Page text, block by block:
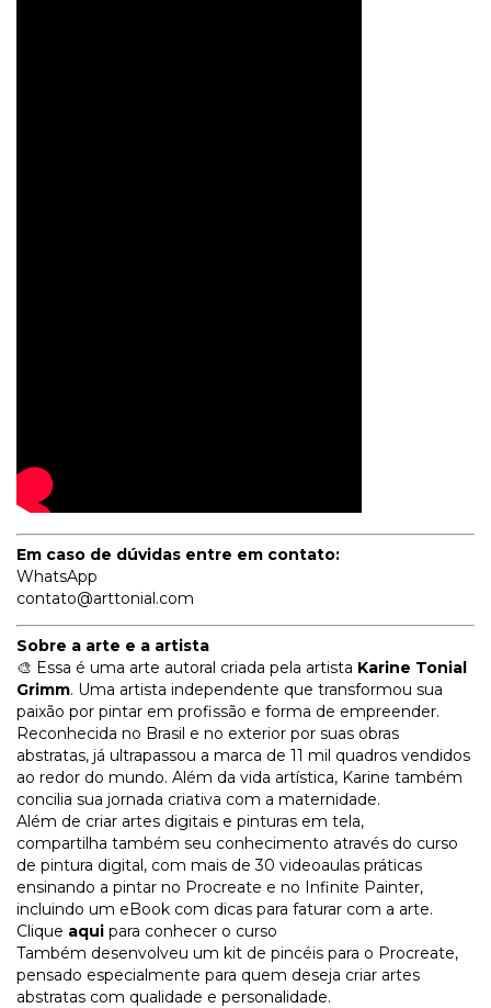
Em caso de dúvidas entre em contato:
WhatsApp
contato@arttonial.com
Sobre a arte e a artista
🎨 Essa é uma arte autoral criada pela artista Karine Tonial
Grimm. Uma artista independente que transformou sua
paixão por pintar em profissão e forma de empreender.
Reconhecida no Brasil e no exterior por suas obras
abstratas, já ultrapassou a marca de 11 mil quadros vendidos
ao redor do mundo. Além da vida artística, Karine também
concilia sua jornada criativa com a maternidade.
Além de criar artes digitais e pinturas em tela,
compartilha também seu conhecimento através do curso
de pintura digital, com mais de 30 videoaulas práticas
ensinando a pintar no Procreate e no Infinite Painter,
incluindo um eBook com dicas para faturar com a arte.
Clique aqui para conhecer o curso
Também desenvolveu um kit de pincéis para o Procreate,
pensado especialmente para quem deseja criar artes
abstratas com qualidade e personalidade.